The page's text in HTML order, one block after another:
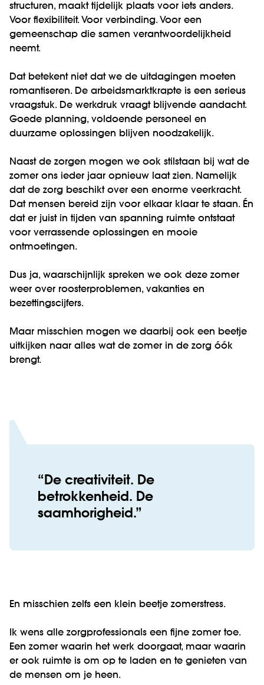
structuren, maakt tijdelijk plaats voor iets anders.
Voor flexibiliteit. Voor verbinding. Voor een
gemeenschap die samen verantwoordelijkheid
neemt.
Dat betekent niet dat we de uitdagingen moeten
romantiseren. De arbeidsmarktkrapte is een serieus
vraagstuk. De werkdruk vraagt blijvende aandacht.
Goede planning, voldoende personeel en
duurzame oplossingen blijven noodzakelijk.
Naast de zorgen mogen we ook stilstaan bij wat de
zomer ons ieder jaar opnieuw laat zien. Namelijk
dat de zorg beschikt over een enorme veerkracht.
Dat mensen bereid zijn voor elkaar klaar te staan. Én
dat er juist in tijden van spanning ruimte ontstaat
voor verrassende oplossingen en mooie
ontmoetingen.
Dus ja, waarschijnlijk spreken we ook deze zomer
weer over roosterproblemen, vakanties en
bezettingscijfers.
Maar misschien mogen we daarbij ook een beetje
uitkijken naar alles wat de zomer in de zorg óók
brengt.
De creativiteit. De
betrokkenheid. De
saamhorigheid.
En misschien zelfs een klein beetje zomerstress.
Ik wens alle zorgprofessionals een fijne zomer toe.
Een zomer waarin het werk doorgaat, maar waarin
er ook ruimte is om op te laden en te genieten van
de mensen om je heen.